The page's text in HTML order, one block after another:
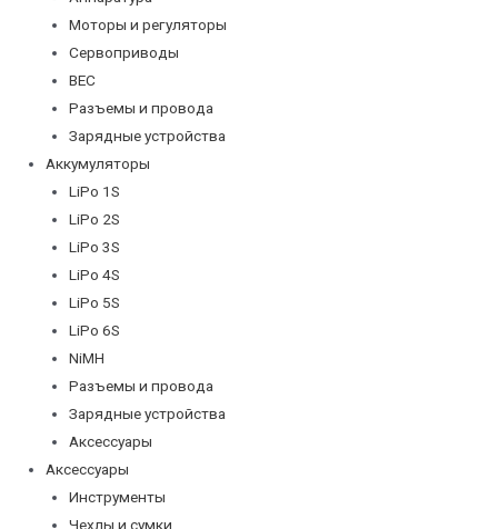
Моторы и регуляторы
Сервоприводы
BEC
Разъемы и провода
Зарядные устройства
Аккумуляторы
LiPo 1S
LiPo 2S
LiPo 3S
LiPo 4S
LiPo 5S
LiPo 6S
NiMH
Разъемы и провода
Зарядные устройства
Аксессуары
Аксессуары
Инструменты
Чехлы и сумки